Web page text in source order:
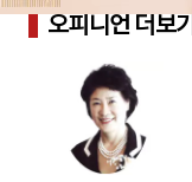
오피니언 더보기